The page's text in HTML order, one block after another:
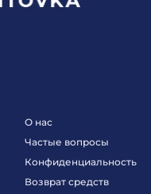
О нас
Частые вопросы
Конфиденциальность
Возврат средств